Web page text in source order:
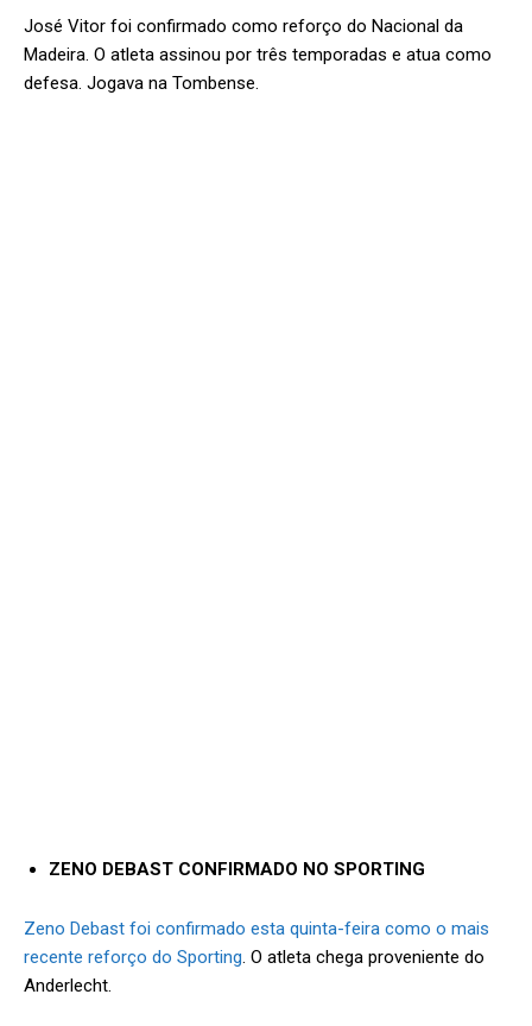
José Vitor foi confirmado como reforço do Nacional da
Madeira. O atleta assinou por três temporadas e atua como
defesa. Jogava na Tombense.
ZENO DEBAST CONFIRMADO NO SPORTING
Zeno Debast foi confirmado esta quinta-feira como o mais
recente reforço do Sporting . O atleta chega proveniente do
Anderlecht.